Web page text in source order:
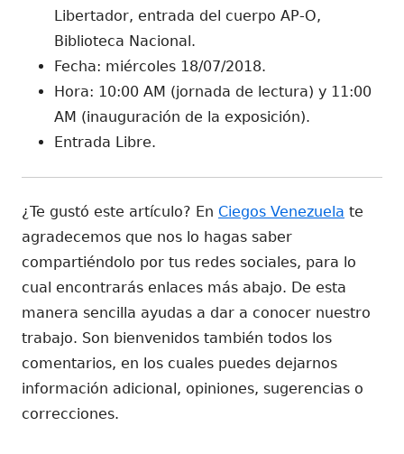
Libertador, entrada del cuerpo AP-O,
Biblioteca Nacional.
Fecha: miércoles 18/07/2018.
Hora: 10:00 AM (jornada de lectura) y 11:00
AM (inauguración de la exposición).
Entrada Libre.
¿Te gustó este artículo? En Ciegos Venezuela te
agradecemos que nos lo hagas saber
compartiéndolo por tus redes sociales, para lo
cual encontrarás enlaces más abajo. De esta
manera sencilla ayudas a dar a conocer nuestro
trabajo. Son bienvenidos también todos los
comentarios, en los cuales puedes dejarnos
información adicional, opiniones, sugerencias o
correcciones.